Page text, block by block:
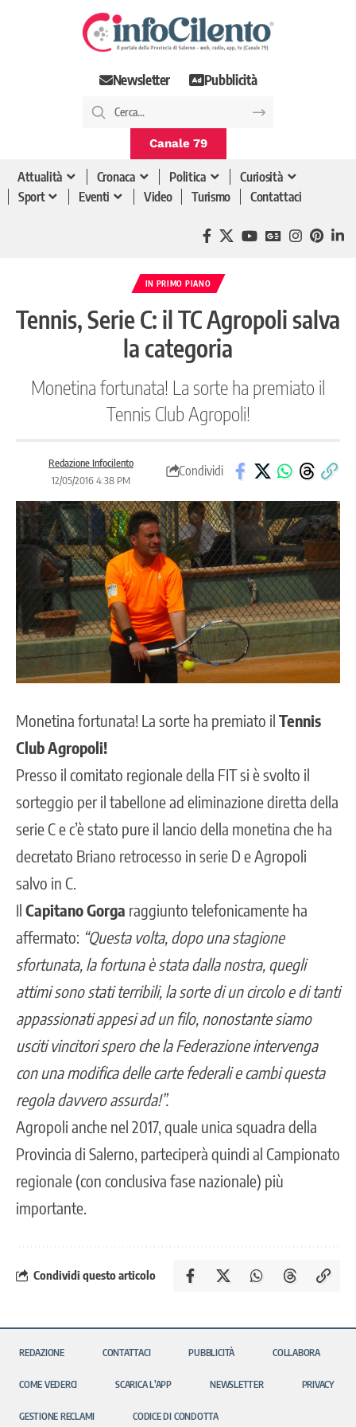
Newsletter Pubblicità
Canale 79
Attualità Cronaca Politica
Curiosità
Sport
Eventi Video Turismo Contattaci
IN PRIMO PIANO
Tennis, Serie C: il TC Agropoli salva
la categoria
Monetina fortunata! La sorte ha premiato il
Tennis Club Agropoli!
Redazione Infocilento
12/05/2016 4:38 PM
Condividi
Monetina fortunata! La sorte ha premiato il Tennis
Club Agropoli!
Presso il comitato regionale della FIT si è svolto il
sorteggio per il tabellone ad eliminazione diretta della
serie C e c’è stato pure il lancio della monetina che ha
decretato Briano retrocesso in serie D e Agropoli
salvo in C.
Il Capitano Gorga raggiunto telefonicamente ha
affermato: “Questa volta, dopo una stagione
sfortunata, la fortuna è stata dalla nostra, quegli
attimi sono stati terribili, la sorte di un circolo e di tanti
appassionati appesi ad un filo, nonostante siamo
usciti vincitori spero che la Federazione intervenga
con una modifica delle carte federali e cambi questa
regola davvero assurda!”.
Agropoli anche nel 2017, quale unica squadra della
Provincia di Salerno, parteciperà quindi al Campionato
regionale (con conclusiva fase nazionale) più
importante.
Condividi questo articolo
REDAZIONE CONTATTACI PUBBLICITÀ COLLABORA
COME VEDERCI SCARICA L’APP NEWSLETTER PRIVACY
GESTIONE RECLAMI CODICE DI CONDOTTA